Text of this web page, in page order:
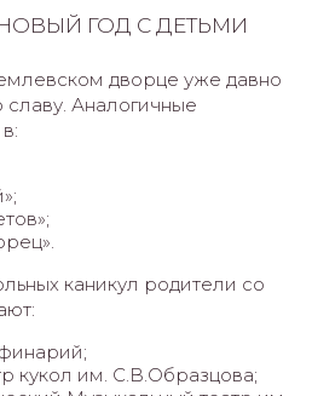
ГОД С ДЕТЬМИ
дворце уже давно
Аналогичные
каникул родители со
кукол им. С.В.Образцова;